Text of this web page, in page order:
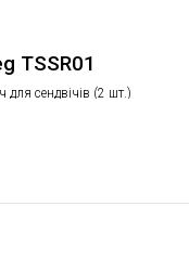
TSSR01
для сендвічів (2 шт.)